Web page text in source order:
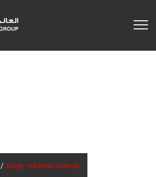
/body-vitamin.com.ua